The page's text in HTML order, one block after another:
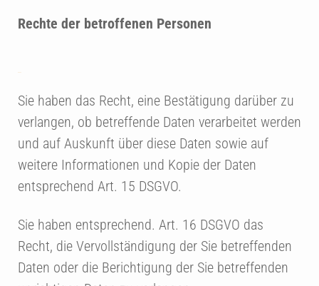
Rechte der betroffenen Personen
Sie haben das Recht, eine Bestätigung darüber zu
verlangen, ob betreffende Daten verarbeitet werden
und auf Auskunft über diese Daten sowie auf
weitere Informationen und Kopie der Daten
entsprechend Art. 15 DSGVO.
Sie haben entsprechend. Art. 16 DSGVO das
Recht, die Vervollständigung der Sie betreffenden
Daten oder die Berichtigung der Sie betreffenden